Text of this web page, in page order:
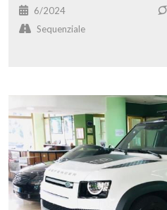
6/2024
Sequenziale